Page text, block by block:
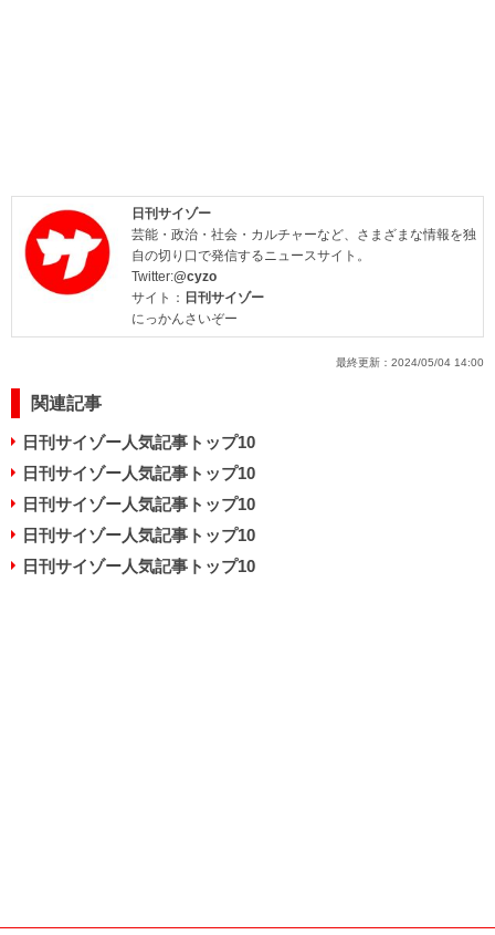
日刊サイゾー
芸能・政治・社会・カルチャーなど、さまざまな情報を独
自の切り口で発信するニュースサイト。
Twitter:@cyzo
サイト： 日刊サイゾー
にっかんさいぞー
最終更新： 2024/05/04 14:00
関連記事
日刊サイゾー人気記事トップ10
日刊サイゾー人気記事トップ10
日刊サイゾー人気記事トップ10
日刊サイゾー人気記事トップ10
日刊サイゾー人気記事トップ10